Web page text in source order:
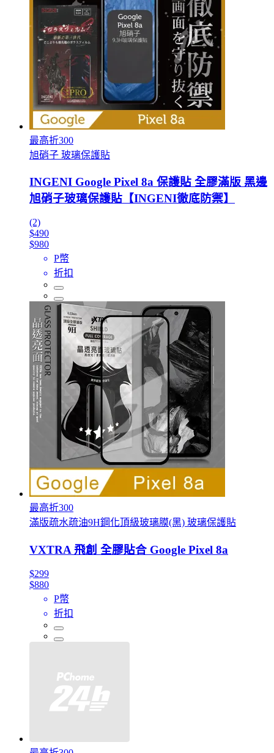
最高折300
旭硝子 玻璃保護貼
INGENI Google Pixel 8a 保護貼 全膠滿版 黑邊
旭硝子玻璃保護貼【INGENI徹底防禦】
(2)
$490
$980
P幣
折扣
最高折300
滿版疏水疏油9H鋼化頂級玻璃膜(黑) 玻璃保護貼
VXTRA 飛創 全膠貼合 Google Pixel 8a
$299
$880
P幣
折扣